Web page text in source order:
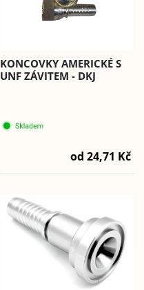
KONCOVKY AMERICKÉ S
UNF ZÁVITEM - DKJ
od 24,71 Kč